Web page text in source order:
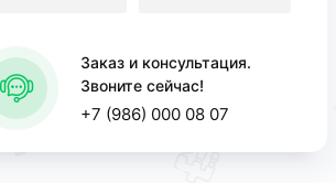
Заказ и консультация.
Звоните сейчас!
+7 (986) 000 08 07